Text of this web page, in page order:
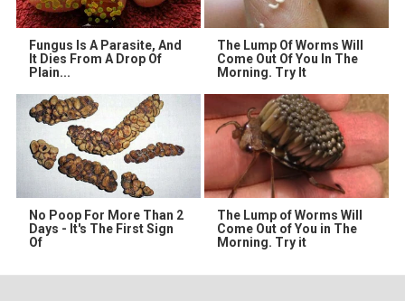
Fungus Is A Parasite, And
It Dies From A Drop Of
Plain...
The Lump Of Worms Will
Come Out Of You In The
Morning. Try It
No Poop For More Than 2
Days - It's The First Sign
Of
The Lump of Worms Will
Come Out of You in The
Morning. Try it